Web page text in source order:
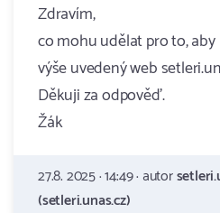
Zdravím,
co mohu udělat pro to,
výše uvedený web
Děkuji za odpověď.
Žák
27.8. 2025 · 14:49 · autor
(setleri.unas.cz)